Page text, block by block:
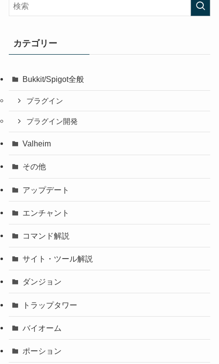
カテゴリー
Bukkit/Spigot全般
プラグイン
プラグイン開発
Valheim
その他
アップデート
エンチャント
コマンド解説
サイト・ツール解説
ダンジョン
トラップタワー
バイオーム
ポーション